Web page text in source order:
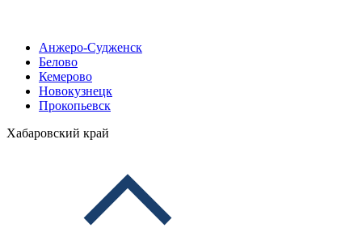
Анжеро-Судженск
Белово
Кемерово
Новокузнецк
Прокопьевск
Хабаровский край